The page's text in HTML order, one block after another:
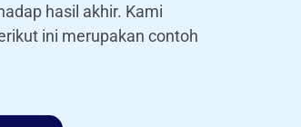
hasil akhir. Kami
ini merupakan contoh